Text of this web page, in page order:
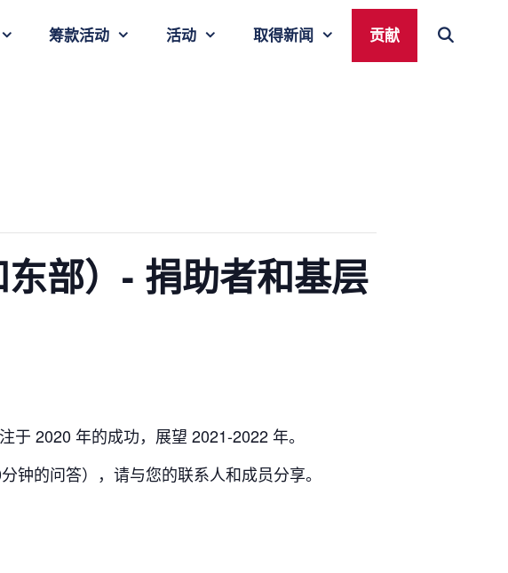
筹款活动 活动 取得新闻 贡献
部）- 捐助者和基层
2020 年的成功，展望 2021-2022 年。
钟的问答），请与您的联系人和成员分享。